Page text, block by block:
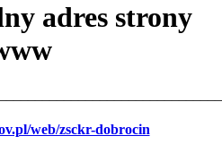
adres strony
web/zsckr-dobrocin